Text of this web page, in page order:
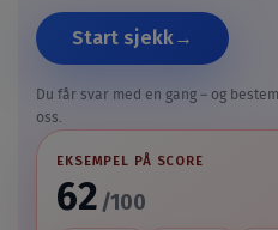
Start sjekk
Du får svar med en gang – og
oss.
EKSEMPEL PÅ SCORE
62 /100